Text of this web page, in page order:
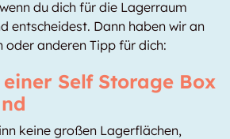
du dich für die Lagerraum
entscheidest. Dann haben wir an
oder anderen Tipp für dich:
Self Storage Box
keine großen Lagerflächen,